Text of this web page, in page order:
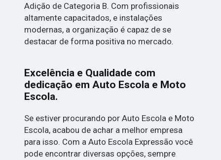
Adição de Categoria B. Com profissionais
altamente capacitados, e instalações
modernas, a organização é capaz de se
destacar de forma positiva no mercado.
Excelência e Qualidade com
dedicação em Auto Escola e Moto
Escola.
Se estiver procurando por Auto Escola e Moto
Escola, acabou de achar a melhor empresa
para isso. Com a Auto Escola Expressão você
pode encontrar diversas opções, sempre